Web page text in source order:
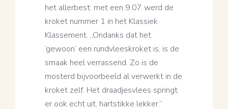
het allerbest: met een 9.07 werd de
kroket nummer 1 in het Klassiek
Klassement. ,,Ondanks dat het
‘gewoon’ een rundvleeskroket is, is de
smaak heel verrassend. Zo is de
mosterd bijvoorbeeld al verwerkt in de
kroket zelf. Het draadjesvlees springt
er ook echt uit, hartstikke lekker.”